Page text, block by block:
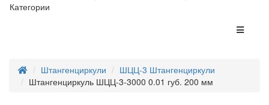
Категории
Штангенциркули
ШЦЦ-3 Штангенциркули
Штангенциркуль ШЦЦ-3-3000 0.01 губ. 200 мм